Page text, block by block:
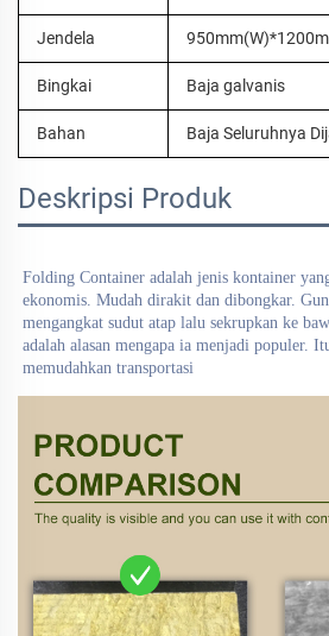
Jendela
Bingkai Baja galvanis
Bahan Baja Seluruhnya
Deskripsi Produk
Folding Container adalah jenis kontainer
ekonomis. Mudah dirakit dan dibongkar.
mengangkat sudut atap lalu sekrupkan ke
adalah alasan mengapa ia menjadi populer.
memudahkan transportasi